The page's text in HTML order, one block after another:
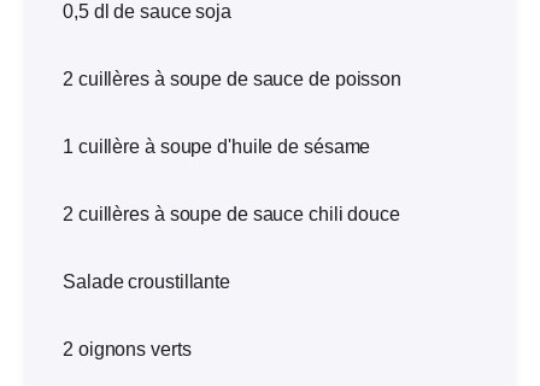
0,5 dl de sauce soja
2 cuillères à soupe de sauce de poisson
1 cuillère à soupe d'huile de sésame
2 cuillères à soupe de sauce chili douce
Salade croustillante
2 oignons verts